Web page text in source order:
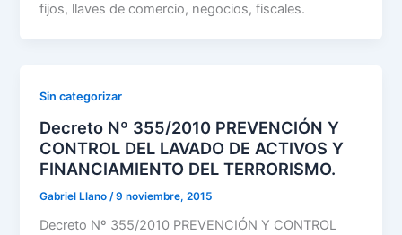
fijos, llaves de comercio, negocios, fiscales.
Sin categorizar
Decreto Nº 355/2010 PREVENCIÓN Y
CONTROL DEL LAVADO DE ACTIVOS Y
FINANCIAMIENTO DEL TERRORISMO.
Gabriel Llano /9 noviembre, 2015
Decreto Nº 355/2010 PREVENCIÓN Y CONTROL